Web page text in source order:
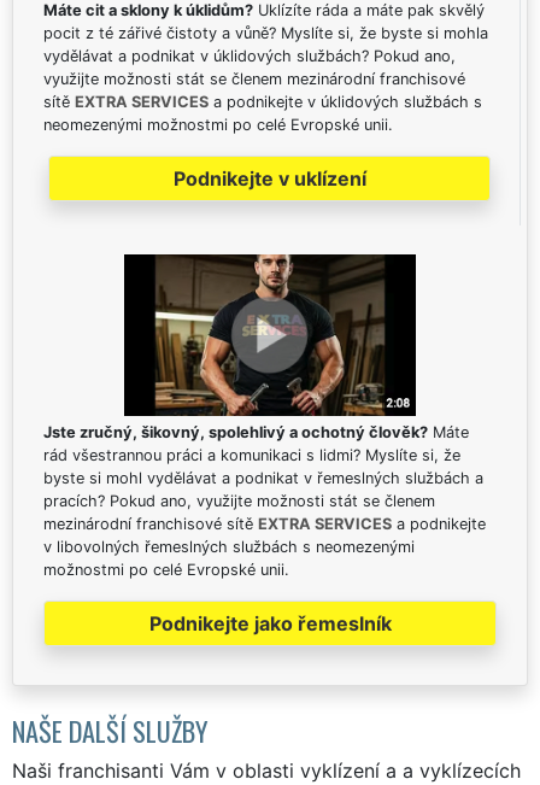
Máte cit a sklony k úklidům? Uklízíte ráda a máte pak skvělý
pocit z té zářivé čistoty a vůně? Myslíte si, že byste si mohla
vydělávat a podnikat v úklidových službách? Pokud ano,
využijte možnosti stát se členem mezinárodní franchisové
sítě EXTRA SERVICES a podnikejte v úklidových službách s
neomezenými možnostmi po celé Evropské unii.
Podnikejte v uklízení
Jste zručný, šikovný, spolehlivý a ochotný člověk? Máte
rád všestrannou práci a komunikaci s lidmi? Myslíte si, že
byste si mohl vydělávat a podnikat v řemeslných službách a
pracích? Pokud ano, využijte možnosti stát se členem
mezinárodní franchisové sítě EXTRA SERVICES a podnikejte
v libovolných řemeslných službách s neomezenými
možnostmi po celé Evropské unii.
Podnikejte jako řemeslník
NAŠE DALŠÍ SLUŽBY
Naši franchisanti Vám v oblasti vyklízení a a vyklízecích